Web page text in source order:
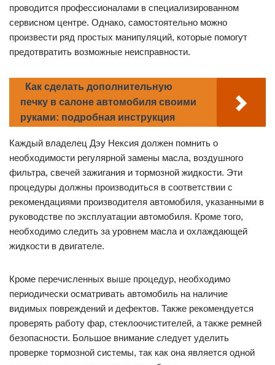
проводится профессионалами в специализированном
сервисном центре. Однако, самостоятельно можно
произвести ряд простых манипуляций, которые помогут
предотвратить возможные неисправности.
Как сделать дополнительную
печку в салоне автомобиля своими
руками: подробная инструкция
Каждый владелец Дэу Нексия должен помнить о
необходимости регулярной замены масла, воздушного
фильтра, свечей зажигания и тормозной жидкости. Эти
процедуры должны производиться в соответствии с
рекомендациями производителя автомобиля, указанными в
руководстве по эксплуатации автомобиля. Кроме того,
необходимо следить за уровнем масла и охлаждающей
жидкости в двигателе.
Кроме перечисленных выше процедур, необходимо
периодически осматривать автомобиль на наличие
видимых повреждений и дефектов. Также рекомендуется
проверять работу фар, стеклоочистителей, а также ремней
безопасности. Большое внимание следует уделить
проверке тормозной системы, так как она является одной